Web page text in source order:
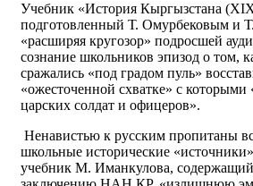
Учебник «История Кыргызстана (XIX
подготовленный Т. Омурбековым и
«расширяя кругозор» подросшей
сознание школьников эпизод о том,
сражались «под градом пуль»
«ожесточенной схватке» с которыми
царских солдат и офицеров».
Ненавистью к русским пропитаны
школьные исторические
учебник М. Иманкулова,